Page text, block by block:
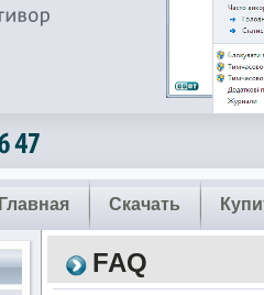
Главная Скачать
FAQ